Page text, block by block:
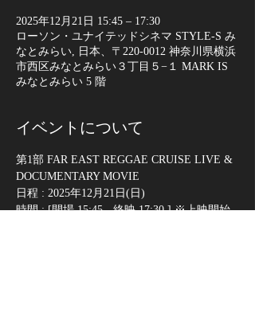
2025年12月21日 15:45 – 17:30
ローソン・ユナイテッドシネマ STYLE-S み
なとみらい, 日本、〒220-0012 神奈川県横浜
市西区みなとみらい３丁目５−１ MARK IS
みなとみらい 5 階
イベントについて
第1部 FAR EAST REGGAE CRUISE LIVE &
DOCUMENTARY MOVIE
日程 : 2025年12月21日(日)
時間 : [開場 15:45 - 終映 17:30 ] ※上映開始